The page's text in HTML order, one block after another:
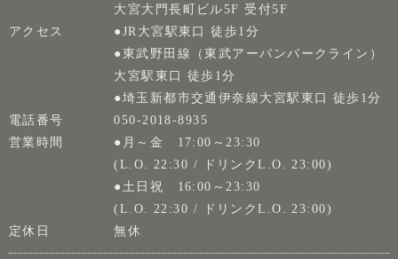
大宮大門長町ビル5F 受付5F
アクセス
●JR大宮駅東口 徒歩1分
●東武野田線（東武アーバンパークライン）
大宮駅東口 徒歩1分
●埼玉新都市交通伊奈線大宮駅東口 徒歩1分
電話番号
050-2018-8935
営業時間
●月～金 17:00～23:30
(L.O. 22:30 / ドリンクL.O. 23:00)
●土日祝 16:00～23:30
(L.O. 22:30 / ドリンクL.O. 23:00)
定休日
無休